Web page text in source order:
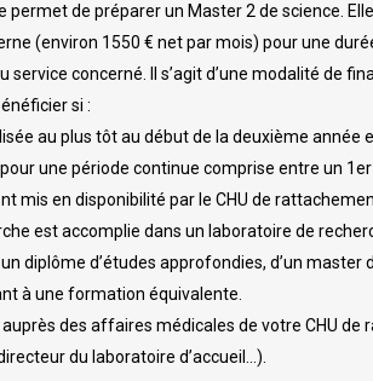
permet de préparer un Master 2 de science.
(environ 1550 € net par mois) pour une
service concerné. Il s’agit d’une modalité de
si :
au plus tôt au début de la deuxième année
une période continue comprise entre un
mis en disponibilité par le CHU de
est accomplie dans un laboratoire de
diplôme d’études approfondies, d’un
à une formation équivalente.
des affaires médicales de votre CHU
du laboratoire d’accueil…).